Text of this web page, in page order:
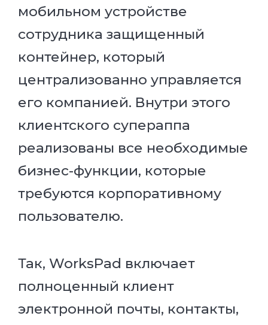
мобильном устройстве
сотрудника защищенный
контейнер, который
централизованно управляется
его компанией. Внутри этого
клиентского супераппа
реализованы все необходимые
бизнес-функции, которые
требуются корпоративному
пользователю.
Так, WorksPad включает
полноценный клиент
электронной почты, контакты,